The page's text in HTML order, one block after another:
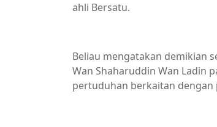
ahli Bersatu.
Beliau mengatakan demikian
Wan Shaharuddin Wan Ladin
pertuduhan berkaitan dengan